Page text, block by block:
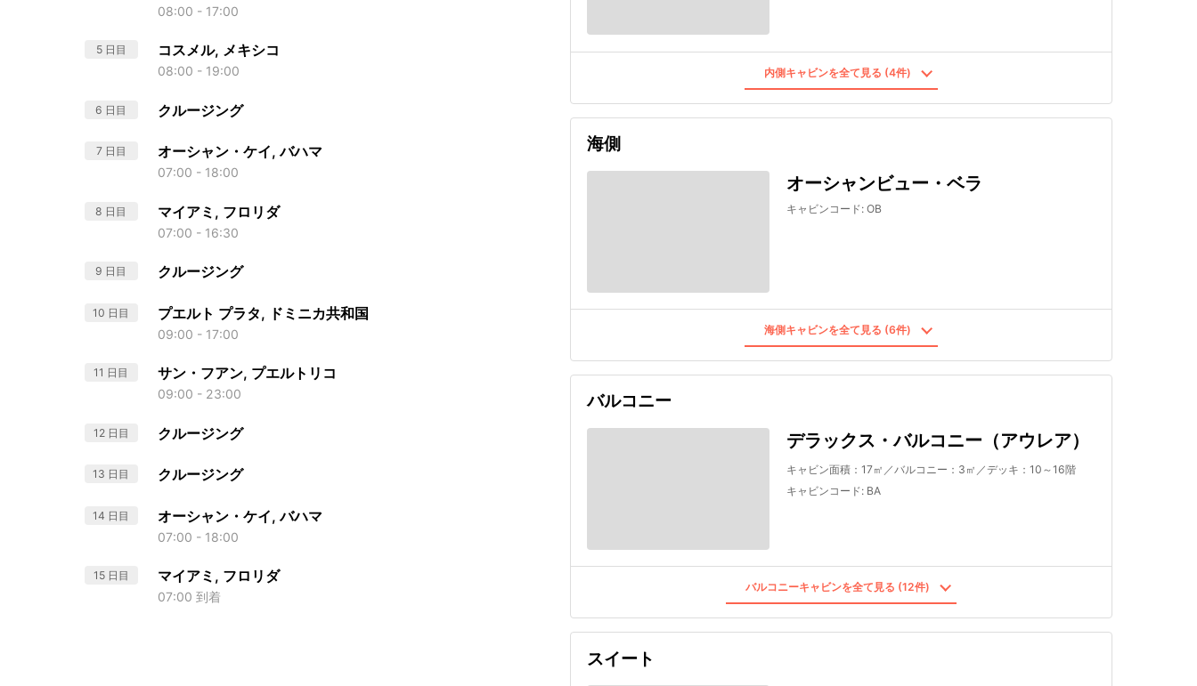
08:00 - 17:00
5 日目 コスメル, メキシコ
08:00 - 19:00
6 日目 クルージング
7 日目 オーシャン・ケイ, バハマ
07:00 - 18:00
8 日目 マイアミ, フロリダ
07:00 - 16:30
9 日目 クルージング
10 日目 プエルト プラタ, ドミニカ共和国
09:00 - 17:00
11 日目 サン・フアン, プエルトリコ
09:00 - 23:00
12 日目 クルージング
13 日目 クルージング
14 日目 オーシャン・ケイ, バハマ
07:00 - 18:00
15 日目 マイアミ, フロリダ
07:00 到着
内側キャビンを全て見る (4件)
海側
オーシャンビュー・ベラ
キャビンコード: OB
海側キャビンを全て見る (6件)
バルコニー
デラックス・バルコニー（アウレア）
キャビン面積：17㎡／バルコニー：3㎡／デッキ：10～16階
キャビンコード: BA
バルコニーキャビンを全て見る (12件)
スイート